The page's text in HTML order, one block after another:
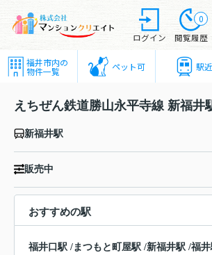
ログイン
0
閲覧履歴
福井市内の
物件一覧 ペット可 駅近
えちぜん鉄道勝山永平寺線 新福井
新福井駅
販売中
おすすめの駅
福井口駅 / まつもと町屋駅 /新福井駅 /福井